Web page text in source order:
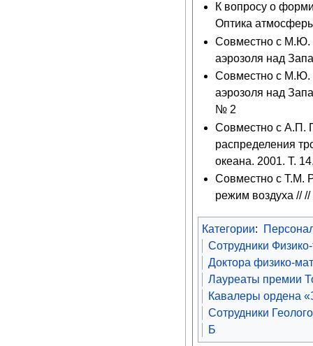
К вопросу о
Оптика
Совместно с М.Ю.
аэрозоля над
Совместно с
аэрозоля над
№ 2
Совместно с А.П.
распределения
океана. 2001. Т.
Совместно с Т.М.
режим воздуха //
Категории:
Сотрудники
Доктора физико-
Лауреаты премии
Кавалеры ордена
Сотрудники
Б